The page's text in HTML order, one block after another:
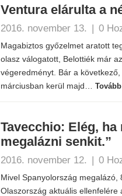
Ventura elárulta a
2016. november 13. | 0
Magabiztos győzelmet aratott
olasz válogatott, Belottiék már
végeredményt. Bár a
márciusban kerül majd…
Tavecchio: Elég,
megalázni senkit.”
2016. november 12. | 0
Mivel Spanyolország
Olaszország aktuális